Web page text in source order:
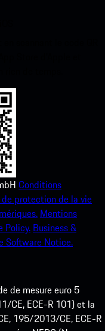
Conditions
protection de la vie
Mentions
Policy. Business &
Software Notice.
de mesure euro 5
ECE-R 101) et la
195/2013/CE, ECE-R